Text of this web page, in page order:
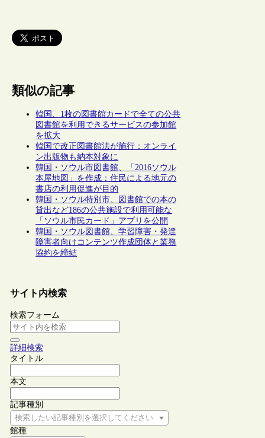
類似の記事
韓国、1枚の図書館カードで全ての公共
図書館を利用できるサービスの参加館
を拡大
韓国で改正図書館法が施行：オンライ
ン出版物も納本対象に
韓国・ソウル市図書館、「2016ソウル
本屋地図」を作成：住民による地元の
書店の利用促進が目的
韓国・ソウル特別市、図書館での本の
貸出など186の公共施設で利用可能な
「ソウル市民カード」アプリを公開
韓国・ソウル図書館、学習障害・発達
障害者向けコンテンツ作成団体と業務
協約を締結
サイト内検索
検索フォーム
詳細検索
タイトル
本文
記事種別
検索したい記事種別を選択してください
館種